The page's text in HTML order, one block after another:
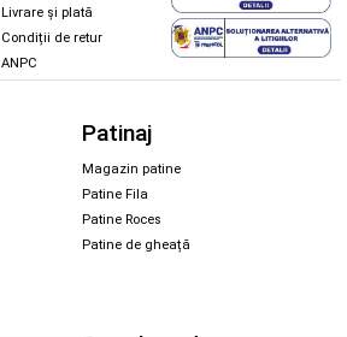
Livrare și plată
Condiții de retur
ANPC
Patinaj
Magazin patine
Patine Fila
Patine Roces
Patine de gheață